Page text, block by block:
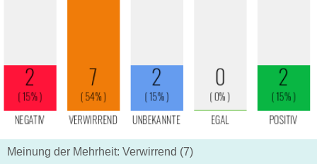
Meinung der Mehrheit: Verwirrend (7)